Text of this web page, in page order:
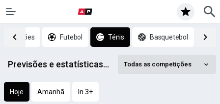
previsões Futebol Ténis Basquetebol
Previsões e estatísticas de Ténis mais recentes Todas as competições
Hoje Amanhã In 3+